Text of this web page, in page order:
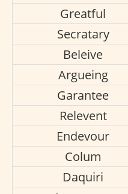
Greatful
Secratary
Beleive
Argueing
Garantee
Relevent
Endevour
Colum
Daquiri